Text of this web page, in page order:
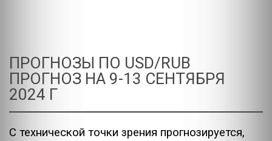
ПРОГНОЗЫ ПО USD/RUB
ПРОГНОЗ НА 9-13 СЕНТЯБРЯ
2024 Г
С технической точки зрения прогнозируется,